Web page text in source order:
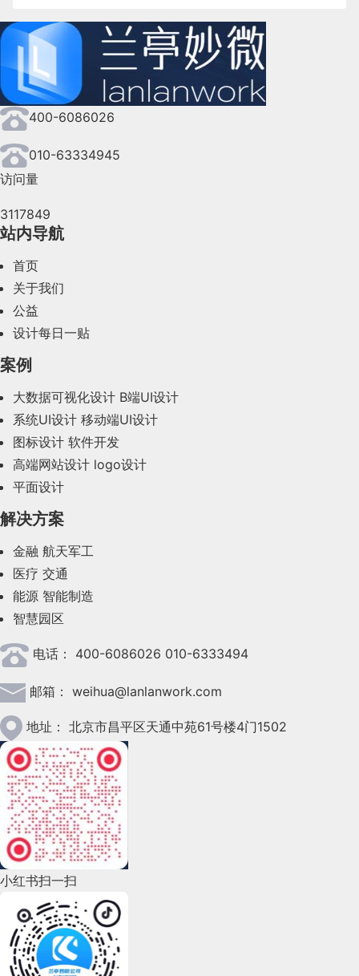
2024年9月(144)
2024年8月(164)
2024年7月(107)
2024年6月(63)
2024年4月(44)
2024年2月(58)
2023年10月(14)
2023年8月(88)
2023年7月(62)
2023年6月(58)
2023年5月(28)
2023年4月(47)
2023年3月(37)
2023年2月(90)
2023年1月(78)
2022年12月(45)
2022年11月(69)
2022年10月(51)
2022年9月(135)
2022年8月(60)
2022年7月(111)
2022年6月(162)
400-6086026
010-63334945
访问量
3117849
站内导航
首页
关于我们
公益
设计每日一贴
案例
大数据可视化设计 B端UI设计
系统UI设计 移动端UI设计
图标设计 软件开发
高端网站设计 logo设计
平面设计
解决方案
金融 航天军工
医疗 交通
能源 智能制造
智慧园区
电话： 400-6086026 010-6333494
邮箱： weihua@lanlanwork.com
地址： 北京市昌平区天通中苑61号楼4门1502
小红书扫一扫